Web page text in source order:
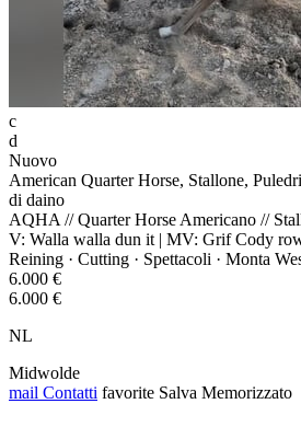
c
d
Nuovo
American Quarter Horse, Stallone,
di daino
AQHA // Quarter Horse Americano //
V: Walla walla dun it | MV: Grif Cody
Reining · Cutting · Spettacoli · Monta
6.000 €
6.000 €
NL
Midwolde
mail Contatti favorite Salva Memorizzato